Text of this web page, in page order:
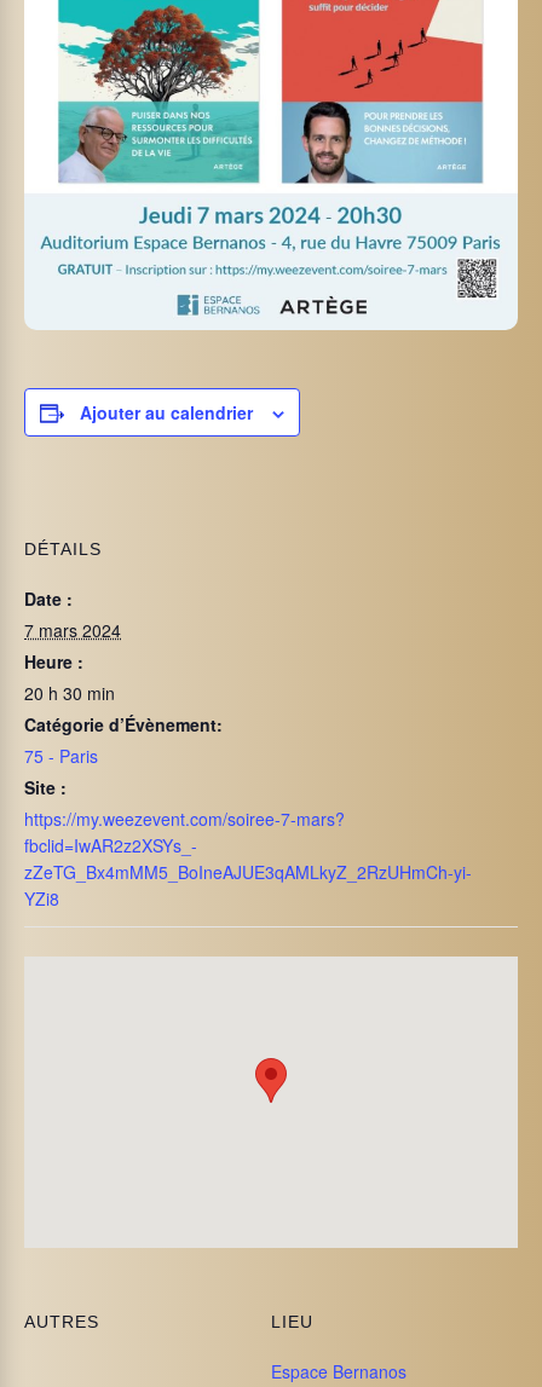
Ajouter au calendrier
DÉTAILS
Date :
7 mars 2024
Heure :
20 h 30 min
Catégorie d’Évènement:
75 - Paris
Site :
https://my.weezevent.com/soiree-7-mars?
fbclid=IwAR2z2XSYs_-
zZeTG_Bx4mMM5_BoIneAJUE3qAMLkyZ_2RzUHmCh-yi-
YZi8
LIEU
Espace Bernanos
AUTRES